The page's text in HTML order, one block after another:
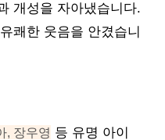
개성을 자아냈습니다.
쾌한 웃음을 안겼습니
, 장우영 등 유명 아이